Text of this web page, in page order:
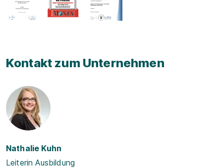
Kontakt zum Unternehmen
Nathalie Kuhn
Leiterin Ausbildung